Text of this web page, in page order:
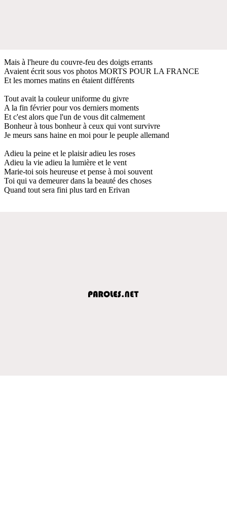
Mais à l'heure du couvre-feu des doigts errants
Avaient écrit sous vos photos MORTS POUR LA FRANCE
Et les mornes matins en étaient différents
Tout avait la couleur uniforme du givre
A la fin février pour vos derniers moments
Et c'est alors que l'un de vous dit calmement
Bonheur à tous bonheur à ceux qui vont survivre
Je meurs sans haine en moi pour le peuple allemand
Adieu la peine et le plaisir adieu les roses
Adieu la vie adieu la lumière et le vent
Marie-toi sois heureuse et pense à moi souvent
Toi qui va demeurer dans la beauté des choses
Quand tout sera fini plus tard en Erivan